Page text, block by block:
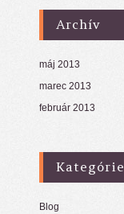
Archív
máj 2013
marec 2013
február 2013
Kategórie
Blog